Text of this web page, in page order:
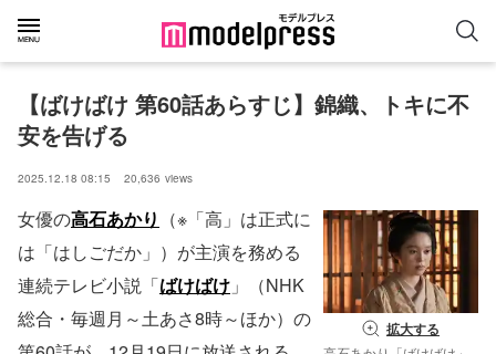
【ばけばけ 第60話あらすじ】錦織、トキに不
安を告げる
2025.12.18 08:15 20,636 views
拡大する
女優の高石あかり （※「高」は正式に
は「はしごだか」）が主演を務める
連続テレビ小説「ばけばけ 」（NHK
総合・毎週月～土あさ8時～ほか）の